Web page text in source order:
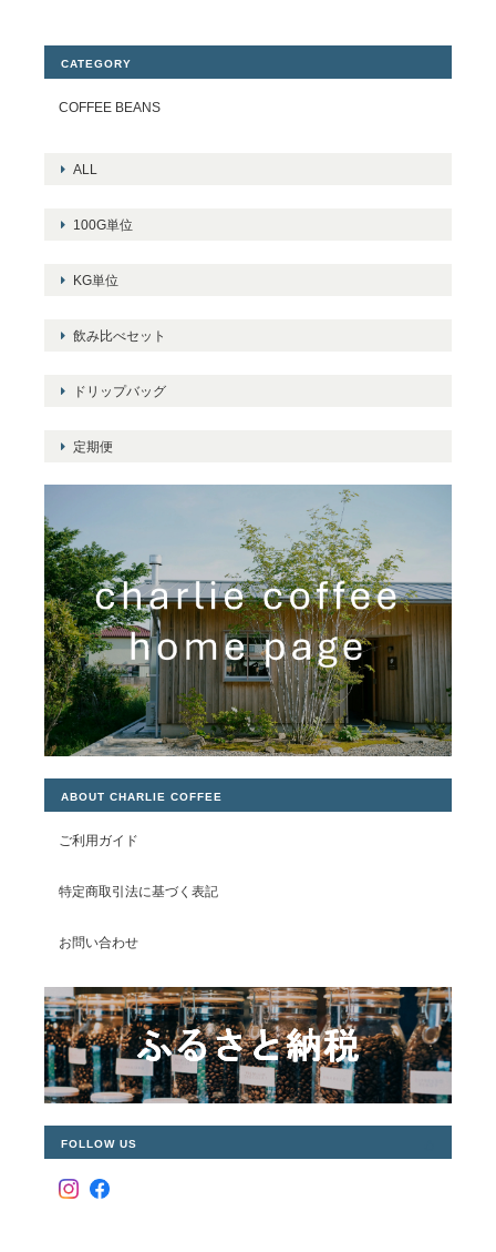
CATEGORY
COFFEE BEANS
ALL
100G単位
KG単位
飲み比べセット
ドリップバッグ
定期便
ABOUT CHARLIE COFFEE
ご利用ガイド
特定商取引法に基づく表記
お問い合わせ
FOLLOW US